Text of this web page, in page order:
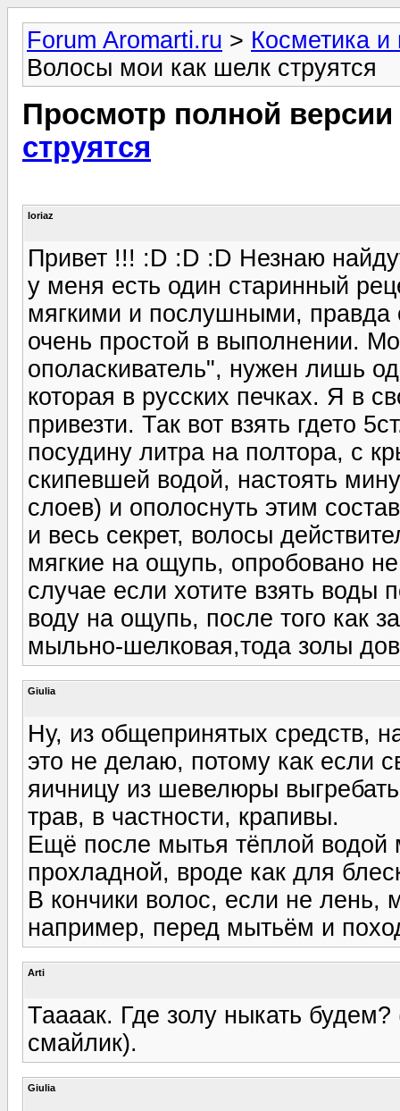
Forum Aromarti.ru > Косметика
Волосы мои как шелк струятся
Просмотр полной
струятся
loriaz
Привет !!! :D :D :D Незнаю
у меня есть один старинный
мягкими и послушными, правда
очень простой в выполнении.
ополаскиватель", нужен лишь
которая в русских печках. Я в
привезти. Так вот взять гдето
посудину литра на полтора, с
скипевшей водой, настоять
слоев) и ополоснуть этим
и весь секрет, волосы
мягкие на ощупь, опробовано
случае если хотите взять воды
воду на ощупь, после того как
мыльно-шелковая,тода золы
Giulia
Ну, из общепринятых средств,
это не делаю, потому как если
яичницу из шевелюры
трав, в частности, крапивы.
Ещё после мытья тёплой водой
прохладной, вроде как для
В кончики волос, если не лень,
например, перед мытьём и
Arti
Таааак. Где золу ныкать
смайлик).
Giulia